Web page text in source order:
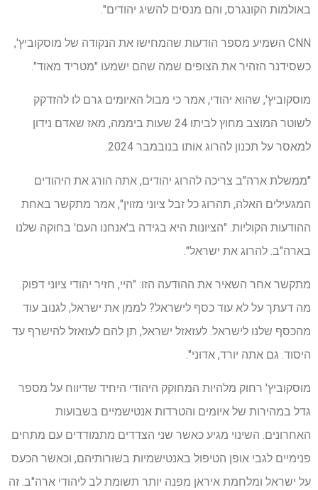
באולמות הקונגרס, והם מנסים להשיג יהודים".
CNN השמיע מספר הודעות שהמחישו את הנקודה של מוסקוביץ',
כשסידנר הזהיר את הצופים שמה שהם ישמעו "מטריד מאוד".
מוסקוביץ', שהוא יהודי, אמר כי מבול האיומים גרם לו להזדקק
לשוטר המוצב מחוץ לביתו 24 שעות ביממה, מאז שאדם נידון
למאסר על תכנון להרוג אותו בנובמבר 2024.
"ממשלת ארה"ב צריכה להרוג יהודים, אתה הורג את היהודים
המגעילים האלה, תהרוג כל זבל ציוני מזוין", אמר מתקשר באחת
ההודעות הקוליות. "הציונות היא בגידה ב'אנחנו העם' בחוקה שלנו
בארה"ב. להרוג את ישראל".
מתקשר אחר השאיר את ההודעה הזו: "היי, חזיר יהודי ציוני דפוק.
מה דעתך על לא עוד כסף לישראל? לממן את ישראל, לגנוב עוד
מהכסף שלנו לישראל. לעזאזל ישראל, תן להם לעזאזל להישרף עד
היסוד. גם אתה יורד, אדוני".
מוסקוביץ' רחוק מלהיות המחוקק היהודי היחיד שדיווח על מספר
גדל במהירות של איומים והטרדות אנטישמיים בשבועות
האחרונים. השינוי מגיע כאשר שני הצדדים מתמודדים עם מתחים
פנימיים לגבי אופן הטיפול באנטישמיות בשורותיהם, וכאשר הכעס
על ישראל ומלחמת איראן מפנה יותר תשומת לב ליהודי ארה"ב. זה